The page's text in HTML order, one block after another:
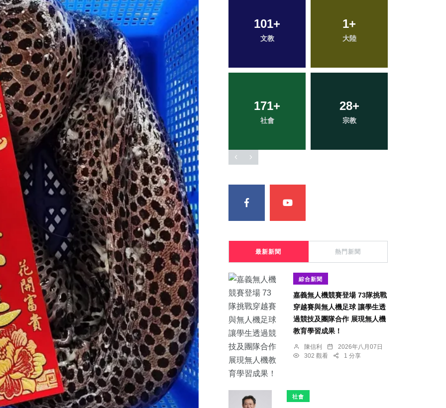
51+
專欄
101+
文教
1+
大陸
171+
社會
28+
宗教
70+
旅遊
15+
科技新知
307+
綜合新聞
22+
頭條
最新新聞 熱門新聞
綜合新聞
嘉義無人機競賽登場 73隊挑戰
穿越賽與無人機足球 讓學生透
過競技及團隊合作 展現無人機
教育學習成果！
陳信利
2026年八月07日
302 觀看
1 分享
社會